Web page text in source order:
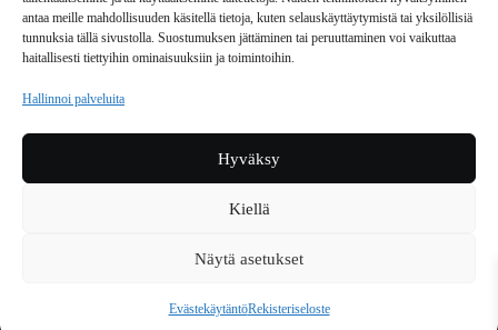
antaa meille mahdollisuuden käsitellä tietoja, kuten selauskäyttäytymistä tai yksilöllisiä
tunnuksia tällä sivustolla. Suostumuksen jättäminen tai peruuttaminen voi vaikuttaa
haitallisesti tiettyihin ominaisuuksiin ja toimintoihin.
Hallinnoi palveluita
Hyväksy
Kiellä
Näytä asetukset
EvästekäytäntöRekisteriseloste
VASTAMAINOKSET
JAKELUPAIKAT
REKISTERISELOSTE
TILAUKSEN PERUUTUSPYYNTÖ
TILAUSOHJEET JA -EHDOT